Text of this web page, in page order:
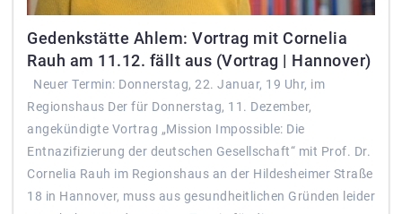
Gedenkstätte Ahlem: Vortrag mit Cornelia
Rauh am 11.12. fällt aus (Vortrag | Hannover)
Neuer Termin: Donnerstag, 22. Januar, 19 Uhr, im
Regionshaus Der für Donnerstag, 11. Dezember,
angekündigte Vortrag „Mission Impossible: Die
Entnazifizierung der deutschen Gesellschaft“ mit Prof. Dr.
Cornelia Rauh im Regionshaus an der Hildesheimer Straße
18 in Hannover, muss aus gesundheitlichen Gründen leider